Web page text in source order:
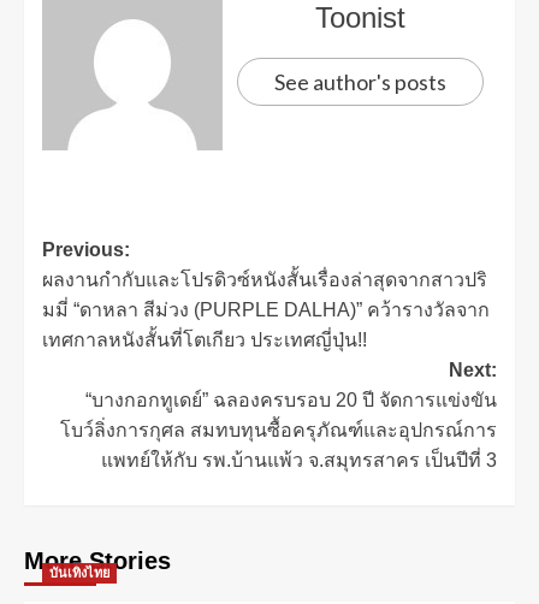
Toonist
See author's posts
Previous:
ผลงานกำกับและโปรดิวซ์หนังสั้นเรื่องล่าสุดจากสาวปริ
มมี่ “ดาหลา สีม่วง (PURPLE DALHA)” คว้ารางวัลจาก
เทศกาลหนังสั้นที่โตเกียว ประเทศญี่ปุ่น!!
Next:
“บางกอกทูเดย์” ฉลองครบรอบ 20 ปี จัดการแข่งขัน
โบว์ลิ่งการกุศล สมทบทุนซื้อครุภัณฑ์และอุปกรณ์การ
แพทย์ให้กับ รพ.บ้านแพ้ว จ.สมุทรสาคร เป็นปีที่ 3
More Stories
บันเทิงไทย